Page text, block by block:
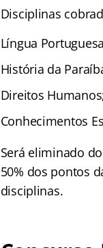
Disciplinas
Língua
História da
Direitos
Conhecimentos
Será eliminado
50% dos pontos
disciplinas.